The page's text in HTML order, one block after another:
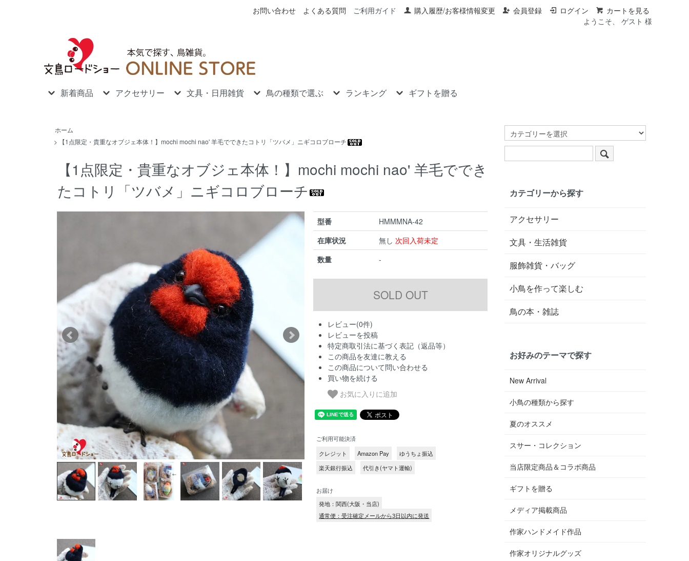
お問い合わせ よくある質問 ご利用ガイド 購入履歴/お客様情報変更 会員登録 ログイン
カートを見る
ようこそ、 ゲスト 様
新着商品 アクセサリー 文具・日用雑貨 鳥の種類で選ぶ ランキング ギフトを贈る
ホーム
>
【1点限定・貴重なオブジェ本体！】mochi mochi nao' 羊毛でできたコトリ「ツバメ」ニギコロブローチ
【1点限定・貴重なオブジェ本体！】mochi mochi nao' 羊毛ででき
たコトリ「ツバメ」ニギコロブローチ
型番
HMMMNA-42
在庫状況
無し 次回入荷未定
数量
-
レビュー(0件)
レビューを投稿
特定商取引法に基づく表記（返品等）
この商品を友達に教える
この商品について問い合わせる
買い物を続ける
お気に入りに追加
ご利用可能決済
クレジット
Amazon Pay
ゆうちょ振込
楽天銀行振込
代引き(ヤマト運輸)
お届け
発地：関西(大阪・当店)
通常便：受注確定メールから3日以内に発送
カテゴリーから探す
アクセサリー
文具・生活雑貨
服飾雑貨・バッグ
小鳥を作って楽しむ
鳥の本・雑誌
お好みのテーマで探す
New Arrival
小鳥の種類から探す
夏のオススメ
スサー・コレクション
当店限定商品＆コラボ商品
ギフトを贈る
メディア掲載商品
作家ハンドメイド作品
作家オリジナルグッズ